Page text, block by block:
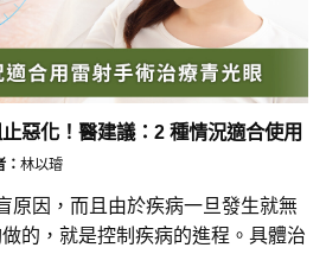
惡化！醫建議：2 種情況適合使用
： 林以璿
原因，而且由於疾病一旦發生就無
的，就是控制疾病的進程。具體治